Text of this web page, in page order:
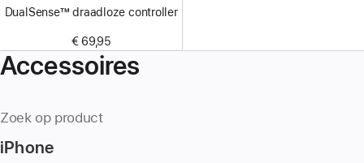
DualSense™ draadloze controller
€ 69,95
Accessoires
Zoek op product
iPhone